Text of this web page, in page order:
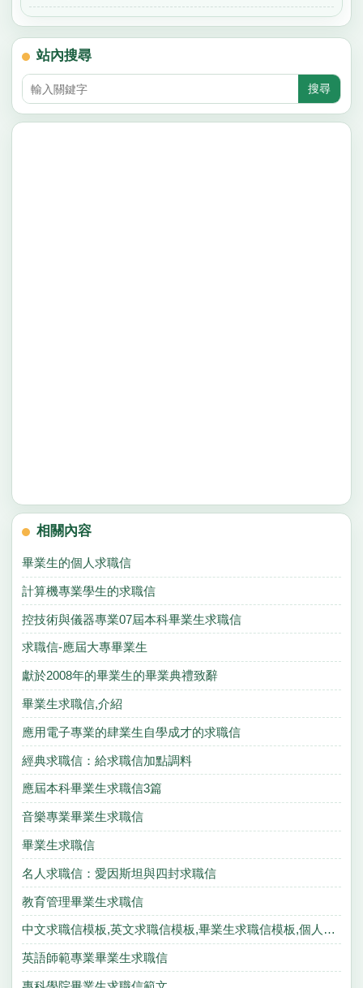
站內搜尋
相關內容
畢業生的個人求職信
計算機專業學生的求職信
控技術與儀器專業07屆本科畢業生求職信
求職信-應屆大專畢業生
獻於2008年的畢業生的畢業典禮致辭
畢業生求職信,介紹
應用電子專業的肆業生自學成才的求職信
經典求職信：給求職信加點調料
應屆本科畢業生求職信3篇
音樂專業畢業生求職信
畢業生求職信
名人求職信：愛因斯坦與四封求職信
教育管理畢業生求職信
中文求職信模板,英文求職信模板,畢業生求職信模板,個人求職信模板
英語師範專業畢業生求職信